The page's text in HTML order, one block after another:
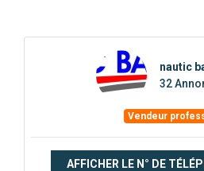
nautic
32
Vendeur
AFFICHER LE N° DE